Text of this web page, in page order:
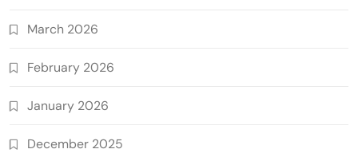
March 2026
February 2026
January 2026
December 2025